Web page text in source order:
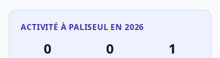
ACTIVITÉ À PALISEUL EN 2026
0 0 1